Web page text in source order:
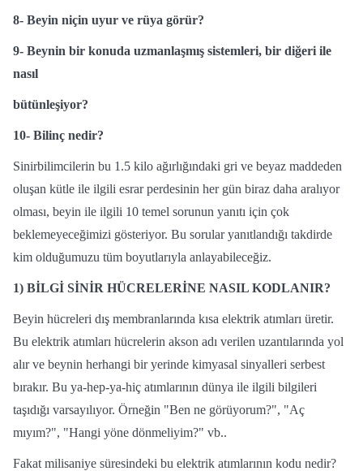
8- Beyin niçin uyur ve rüya görür?
9- Beynin bir konuda uzmanlaşmış sistemleri, bir diğeri ile
nasıl
bütünleşiyor?
10- Bilinç nedir?
Sinirbilimcilerin bu 1.5 kilo ağırlığındaki gri ve beyaz maddeden
oluşan kütle ile ilgili esrar perdesinin her gün biraz daha aralıyor
olması, beyin ile ilgili 10 temel sorunun yanıtı için çok
beklemeyeceğimizi gösteriyor. Bu sorular yanıtlandığı takdirde
kim olduğumuzu tüm boyutlarıyla anlayabileceğiz.
1) BİLGİ SİNİR HÜCRELERİNE NASIL KODLANIR?
Beyin hücreleri dış membranlarında kısa elektrik atımları üretir.
Bu elektrik atımları hücrelerin akson adı verilen uzantılarında yol
alır ve beynin herhangi bir yerinde kimyasal sinyalleri serbest
bırakır. Bu ya-hep-ya-hiç atımlarının dünya ile ilgili bilgileri
taşıdığı varsayılıyor. Örneğin "Ben ne görüyorum?", "Aç
mıyım?", "Hangi yöne dönmeliyim?" vb..
Fakat milisaniye süresindeki bu elektrik atımlarının kodu nedir?